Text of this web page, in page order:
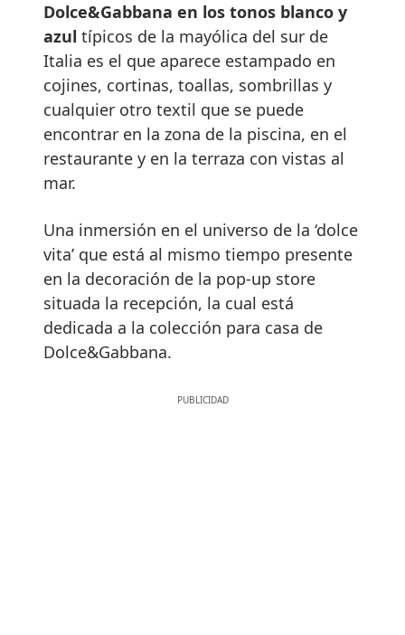
Dolce&Gabbana en los tonos blanco y
azul típicos de la mayólica del sur de
Italia es el que aparece estampado en
cojines, cortinas, toallas, sombrillas y
cualquier otro textil que se puede
encontrar en la zona de la piscina, en el
restaurante y en la terraza con vistas al
mar.
Una inmersión en el universo de la ‘dolce
vita’ que está al mismo tiempo presente
en la decoración de la pop-up store
situada la recepción, la cual está
dedicada a la colección para casa de
Dolce&Gabbana.